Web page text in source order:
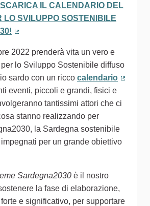
IL CALENDARIO DEL
LO SVILUPPO SOSTENIBILE
2022 prenderà vita un vero e
lo Sviluppo Sostenibile diffuso
sardo con un ricco calendario
eventi, piccoli e grandi, fisici e
tantissimi attori che ci
stanno realizzando per
la Sardegna sostenibile
per un grande obiettivo
Sardegna2030 è il nostro
la fase di elaborazione,
e significativo, per supportare